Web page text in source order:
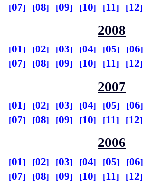
07
08 09 10 11 12
2008
01 02 03 04 05
06
07
08 09 10 11 12
2007
01 02 03 04 05
06
07
08 09 10 11 12
2006
01 02 03 04 05
06
07
08 09 10 11 12